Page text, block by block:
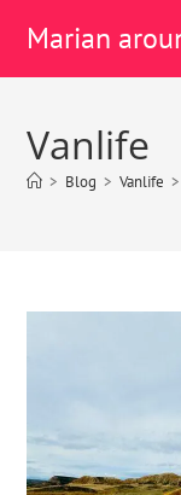
Marian
Vanlife
> Blog > Vanlife >